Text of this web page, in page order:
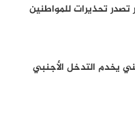
تحذيرات للمواطنين
يخدم التدخل الأجنبي